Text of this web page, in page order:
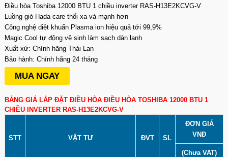
Điều hòa Toshiba 12000 BTU 1 chiều inverter RAS-H13E2KCVG-V
Luồng gió Hada care thổi xa và mạnh hơn
Công nghệ diệt khuẩn Plasma ion hiệu quả tới 99,9%
Magic Cool tự động vệ sinh làm sạch dàn lạnh
Xuất xứ: Chính hãng Thái Lan
Bảo hành: Chính hãng 24 tháng
MUA NGAY
BẢNG GIÁ LẮP ĐẶT ĐIỀU HÒA ĐIỀU HÒA TOSHIBA 12000 BTU 1
CHIỀU INVERTER RAS-H13E2KCVG-V
STT VẬT TƯ ĐVT SL
ĐƠN GIÁ
VNĐ
(Chưa VAT)